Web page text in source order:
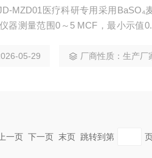
MZD01医疗科研专用采用BaSO₄
器测量范围0～5 MCF，最小示值
盖，适用于医院检验科、生物制品
05-29 厂商性质：生产厂
一页 下一页 末页 跳转到第